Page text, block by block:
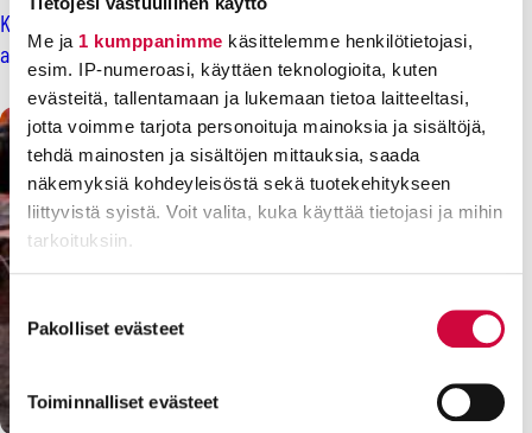
Me ja 1 kumppanimme käsittelemme henkilötietojasi,
esim. IP-numeroasi, käyttäen teknologioita, kuten
evästeitä, tallentamaan ja lukemaan tietoa laitteeltasi,
jotta voimme tarjota personoituja mainoksia ja sisältöjä,
tehdä mainosten ja sisältöjen mittauksia, saada
näkemyksiä kohdeyleisöstä sekä tuotekehitykseen
liittyvistä syistä. Voit valita, kuka käyttää tietojasi ja mihin
tarkoituksiin.
voit määrittää asetuksesi
. Voit muuttaa
valinta
Pakolliset evästeet
Toiminnalliset evästeet
Kylmäävä laskelma julki: Hallitus aikoo rouhaista
ansiosidonnaisesta pahimmillaan puolet pois